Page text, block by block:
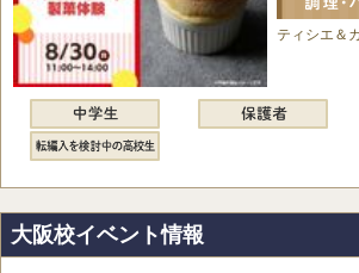
ティシエ＆
大阪校イベント情報